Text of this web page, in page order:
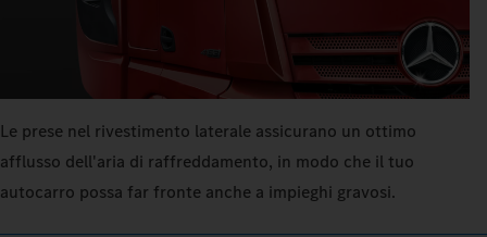
Le prese nel rivestimento laterale assicurano un ottimo
afflusso dell'aria di raffreddamento, in modo che il tuo
autocarro possa far fronte anche a impieghi gravosi.